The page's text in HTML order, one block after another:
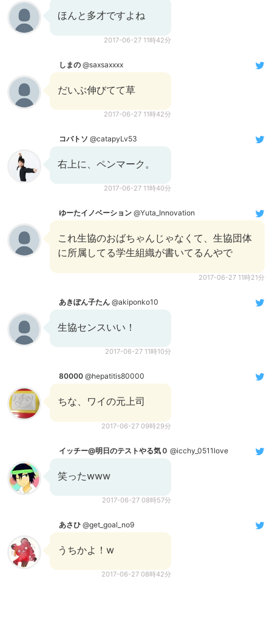
ほんと多才ですよね
2017-06-27 11時42分
しまの @saxsaxxxx
だいぶ伸びてて草
2017-06-27 11時42分
コバトソ @catapyLv53
右上に、ペンマーク。
2017-06-27 11時40分
ゆーたイノベーション @Yuta_Innovation
これ生協のおばちゃんじゃなくて、生協団体
に所属してる学生組織が書いてるんやで
2017-06-27 11時21分
あきぽん子たん @akiponko10
生協センスいい！
2017-06-27 11時10分
80000 @hepatitis80000
ちな、ワイの元上司
2017-06-27 09時29分
イッチー@明日のテストやる気０ @icchy_0511love
笑ったwww
2017-06-27 08時57分
あさひ @get_goal_no9
うちかよ！w
2017-06-27 08時42分